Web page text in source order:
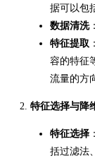
据可以包
数据清洗
特征提取
容的特征
流量的方
特征选择与降
特征选择
括过滤法